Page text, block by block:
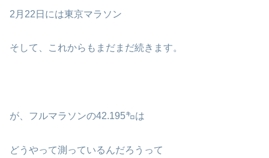
2月22日には東京マラソン
そして、これからもまだまだ続きます。
が、フルマラソンの42.195㌔は
どうやって測っているんだろうって